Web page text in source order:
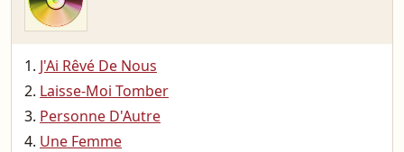
J'Ai Rêvé De Nous
Laisse-Moi Tomber
Personne D'Autre
Une Femme